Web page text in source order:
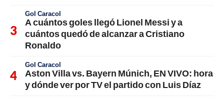
Gol Caracol
A cuántos goles llegó Lionel Messi y a
cuántos quedó de alcanzar a Cristiano
Ronaldo
Gol Caracol
Aston Villa vs. Bayern Múnich, EN VIVO: hora
y dónde ver por TV el partido con Luis Díaz